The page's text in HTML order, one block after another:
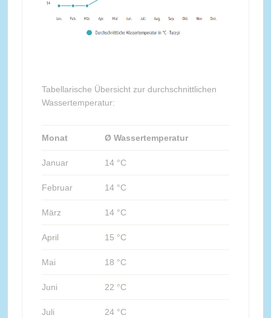
Tabellarische Übersicht zur durchschnittlichen
Wassertemperatur:
Monat Ø Wassertemperatur
Januar 14 °C
Februar 14 °C
März 14 °C
April 15 °C
Mai 18 °C
Juni 22 °C
Juli 24 °C